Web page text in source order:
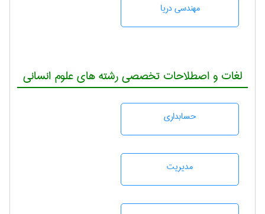
مهندسی دریا
لغات و اصطلاحات تخصصی رشته های علوم انسانی
حسابداری
مديريت